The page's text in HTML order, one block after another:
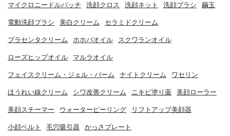
マイクロニードルパッチ 洗顔クロス 洗顔ネット 洗顔ブラシ 繭玉
電動洗顔ブラシ 美白クリーム セラミドクリーム
プラセンタクリーム ホホバオイル スクワランオイル
ローズヒップオイル マルラオイル
フェイスクリーム・ジェル・バーム ナイトクリーム ワセリン
ほうれい線クリーム シワ改善クリーム ニキビ塗り薬 美顔ローラー
美顔スチーマー ウォーターピーリング リフトアップ美顔器
小顔ベルト 毛穴吸引器 かっさプレート